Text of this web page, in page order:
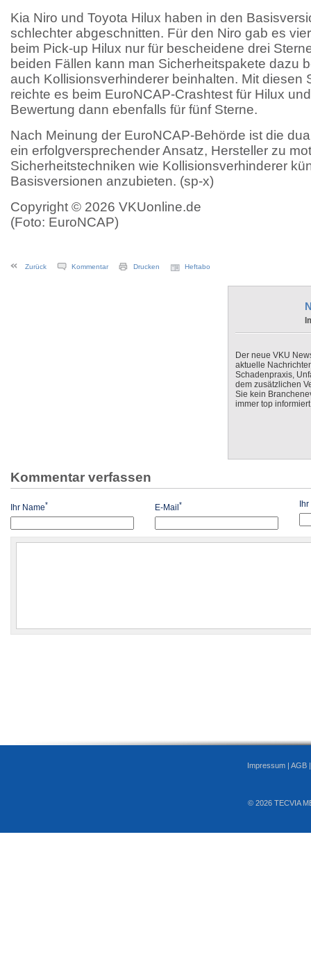
Kia Niro und Toyota Hilux haben in den
schlechter abgeschnitten. Für den Niro gab es
beim Pick-up Hilux nur für bescheidene drei
beiden Fällen kann man Sicherheitspakete dazu
auch Kollisionsverhinderer beinhalten. Mit diesen
reichte es beim EuroNCAP-Crashtest für Hilux
Bewertung dann ebenfalls für fünf Sterne.
Nach Meinung der EuroNCAP-Behörde ist die
ein erfolgversprechender Ansatz, Hersteller zu
Sicherheitstechniken wie Kollisionsverhinderer
Basisversionen anzubieten. (sp-x)
Copyright © 2026 VKUonline.de
(Foto: EuroNCAP)
Zurück Kommentar Drucken Heftabo
Der neue VKU
aktuelle
Schadenpraxis,
dem zusätzlichen
Sie kein
immer top
Kommentar verfassen
Ihr Name* E-Mail* Ihr
Impressum | AGB
© 2026 TECVIA